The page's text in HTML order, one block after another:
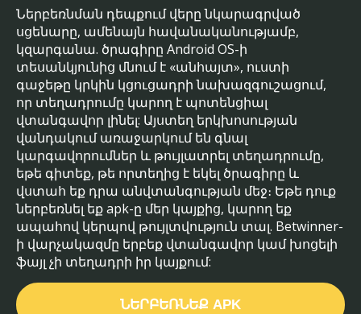
Ներբեռնման դեպքում վերը նկարագրված
սցենարը, ամենայն հավանականությամբ,
կզարգանա. ծրագիրը Android OS-ի
տեսանկյունից մնում է «անհայտ», ուստի
գաջեթը կրկին կցուցադրի նախազգուշացում,
որ տեղադրումը կարող է պոտենցիալ
վտանգավոր լինել: Այստեղ երկխոսության
վանդակում առաջարկում են գնալ
կարգավորումներ և թույլատրել տեղադրումը,
եթե գիտեք, թե որտեղից է եկել ծրագիրը և
վստահ եք դրա անվտանգության մեջ։ Եթե ​​դուք
ներբեռնել եք apk-ը մեր կայքից, կարող եք
ապահով կերպով թույլտվություն տալ. Betwinner-
ի վարչակազմը երբեք վտանգավոր կամ խոցելի
ֆայլ չի տեղադրի իր կայքում:
ՆԵՐԲԵՌՆԵՔ APK